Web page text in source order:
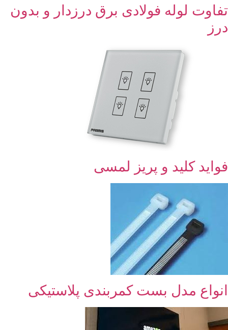
تفاوت لوله فولادی برق درزدار و بدون
درز
فواید کلید و پریز لمسی
انواع مدل بست کمربندی پلاستیکی